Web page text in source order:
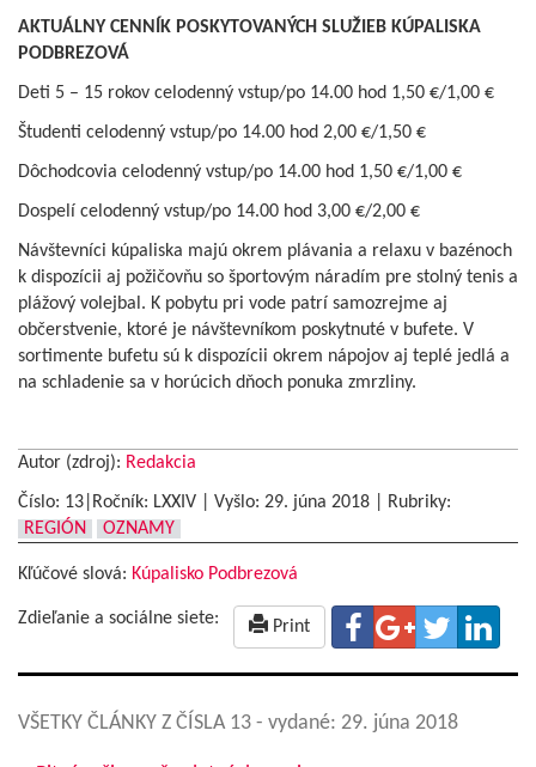
AKTUÁLNY CENNÍK POSKYTOVANÝCH SLUŽIEB KÚPALISKA
PODBREZOVÁ
Deti 5 – 15 rokov celodenný vstup/po 14.00 hod 1,50 €/1,00 €
Študenti celodenný vstup/po 14.00 hod 2,00 €/1,50 €
Dôchodcovia celodenný vstup/po 14.00 hod 1,50 €/1,00 €
Dospelí celodenný vstup/po 14.00 hod 3,00 €/2,00 €
Návštevníci kúpaliska majú okrem plávania a relaxu v bazénoch
k dispozícii aj požičovňu so športovým náradím pre stolný tenis a
plážový volejbal. K pobytu pri vode patrí samozrejme aj
občerstvenie, ktoré je návštevníkom poskytnuté v bufete. V
sortimente bufetu sú k dispozícii okrem nápojov aj teplé jedlá a
na schladenie sa v horúcich dňoch ponuka zmrzliny.
Autor (zdroj): Redakcia
Číslo: 13|Ročník: LXXIV | Vyšlo: 29. júna 2018
Rubriky:
REGIÓN
OZNAMY
Kľúčové slová: Kúpalisko Podbrezová
Zdieľanie a sociálne siete: Print
VŠETKY ČLÁNKY Z ČÍSLA 13 - vydané: 29. júna 2018